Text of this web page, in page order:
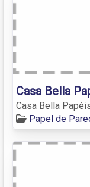
Casa Bella
Casa Bella
Papel de